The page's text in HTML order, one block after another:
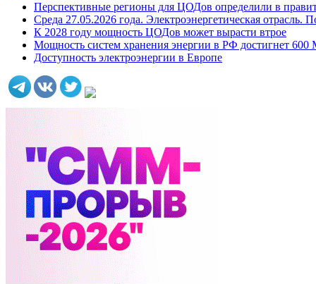
Перспективные регионы для ЦОДов определили в
Среда 27.05.2026 года. Электроэнергетическая отрасль.
К 2028 году мощность ЦОДов может вырасти втрое
Мощность систем хранения энергии в РФ достигнет 600
Доступность электроэнергии в Европе